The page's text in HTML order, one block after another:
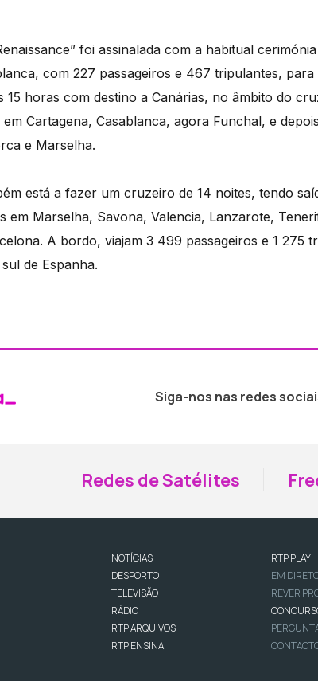
foi assinalada com a habitual
com 227 passageiros e 467 tripulantes,
15 horas com destino a Canárias, no âmbito do
Cartagena, Casablanca, agora Funchal, e
e Marselha.
está a fazer um cruzeiro de 14 noites, tendo
em Marselha, Savona, Valencia, Lanzarote,
A bordo, viajam 3 499 passageiros e 1 275
de Espanha.
Siga-nos nas redes
Redes de Satélites
NOTÍCIAS
DESPORTO
TELEVISÃO
RÁDIO
RTP ARQUIVOS
RTP ENSINA
RTP PLAY
EM
REVER